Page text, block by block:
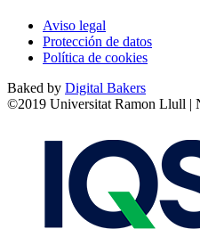
Aviso legal
Protección de datos
Política de cookies
Baked by Digital Bakers
©2019 Universitat Ramon Llull |